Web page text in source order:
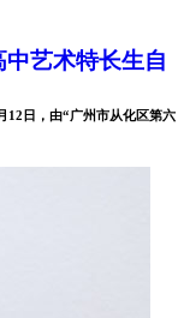
艺术特长生自
12日，由“广州市从化区第六